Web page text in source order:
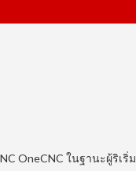
OneCNC ในฐานะผู้ริเริ่ม